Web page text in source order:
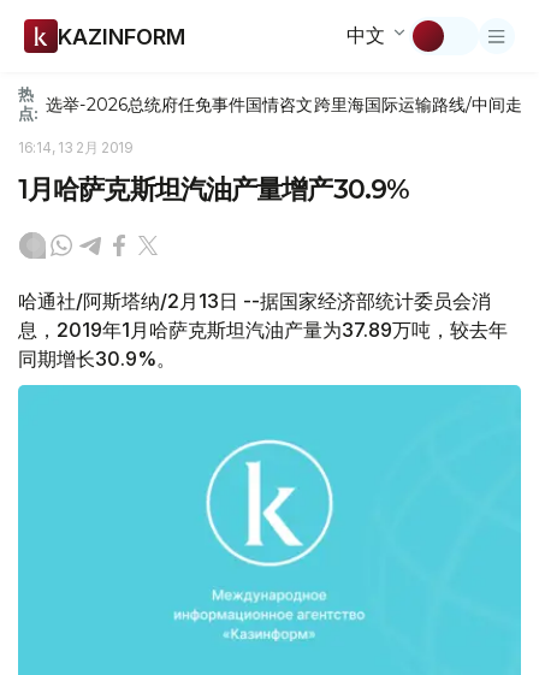
KAZINFORM 中文
热
点: 选举-2026总统府任免事件国情咨文跨里海国际运输路线/中间走廊
16:14, 13 2月 2019
1月哈萨克斯坦汽油产量增产30.9%
哈通社/阿斯塔纳/2月13日 --据国家经济部统计委员会消
息，2019年1月哈萨克斯坦汽油产量为37.89万吨，较去年
同期增长30.9%。